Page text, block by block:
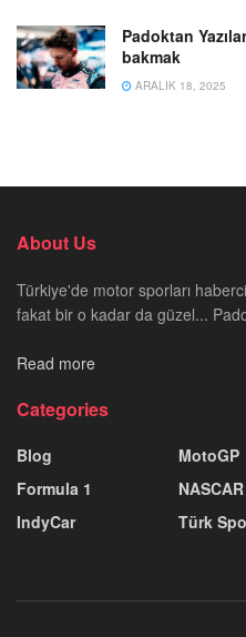
Padoktan
bakmak
ARALIK 18, 2025
About Us
Türkiye'de motor sporları
fakat bir o kadar da güzel...
Read more
Categories
Blog
Formula 1
IndyCar
MotoGP
NASCAR
Türk